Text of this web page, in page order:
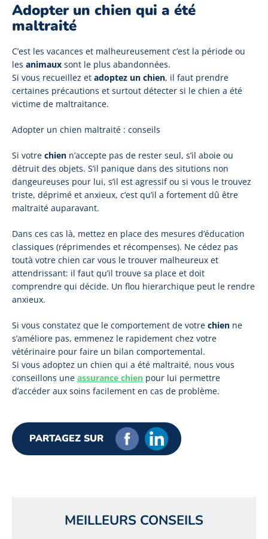
Adopter un chien qui a été
maltraité
C’est les vacances et malheureusement c’est la période ou
les animaux sont le plus abandonnées.
Si vous recueillez et adoptez un chien, il faut prendre
certaines précautions et surtout détecter si le chien a été
victime de maltraitance.
Adopter un chien maltraité : conseils
Si votre chien n’accepte pas de rester seul, s’il aboie ou
détruit des objets. S’il panique dans des situtions non
dangeureuses pour lui, s’il est agressif ou si vous le trouvez
triste, déprimé et anxieux, c’est qu’il a fortement dû être
maltraité auparavant.
Dans ces cas là, mettez en place des mesures d’éducation
classiques (réprimendes et récompenses). Ne cédez pas
toutà votre chien car vous le trouver malheureux et
attendrissant: il faut qu’il trouve sa place et doit
comprendre qui décide. Un flou hierarchique peut le rendre
anxieux.
Si vous constatez que le comportement de votre chien ne
s’améliore pas, emmenez le rapidement chez votre
vétérinaire pour faire un bilan comportemental.
Si vous adoptez un chien qui a été maltraité, nous vous
conseillons une assurance chien pour lui permettre
d’accéder aux soins facilement en cas de problème.
PARTAGEZ SUR
MEILLEURS CONSEILS